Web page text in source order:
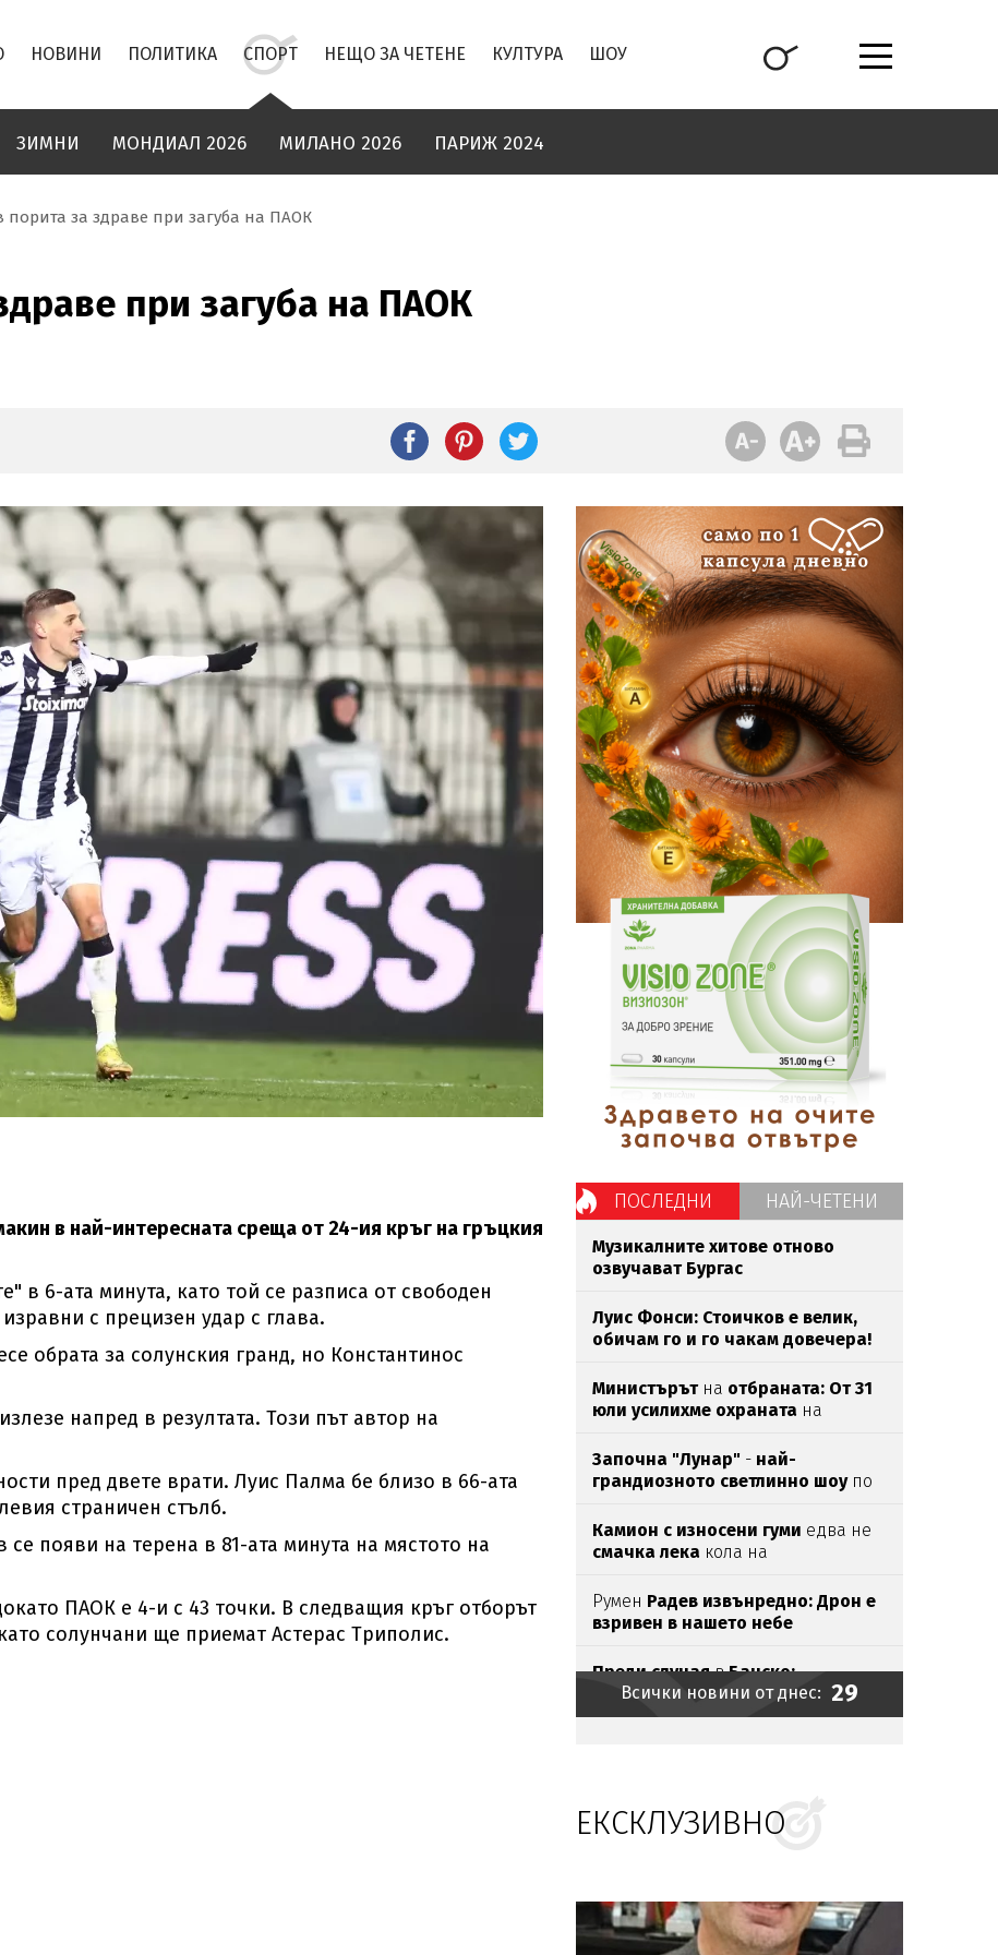
НОВИНИ ПОЛИТИКА СПОРТ НЕЩО ЗА ЧЕТЕНЕ КУЛТУРА ШОУ
ЗИМНИ МОНДИАЛ 2026 МИЛАНО 2026 ПАРИЖ 2024
порита за здраве при загуба на ПАОК
при загуба на ПАОК
в най-интересната среща от 24-ия кръг на гръцкия
в 6-ата минута, като той се разписа от свободен
с прецизен удар с глава.
обрата за солунския гранд, но Константинос
напред в резултата. Този път автор на
пред двете врати. Луис Палма бе близо в 66-ата
страничен стълб.
появи на терена в 81-ата минута на мястото на
ПАОК е 4-и с 43 точки. В следващия кръг отборът
солунчани ще приемат Астерас Триполис.
ПОСЛЕДНИ НАЙ-ЧЕТЕНИ
Музикалните хитове отново
озвучават Бургас
Луис Фонси: Стоичков е велик,
обичам го и го чакам довечера!
Министърътна отбраната: От 31
юли усилихме охраната на
Започна "Лунар" - най-
грандиозното светлинно шоупо
Камион с износени гуми едва нe
смачка лека кола на
Румен Радев извънредно: Дрон е
взривен в нашето небе
Преди случаявБанско:
Сервитьор в ресторанте
посрещнализраелска двойкас
Руските гимнастички без знаме и
химн на Световното
продължавадаспада -достигна
109 смпод условната нула
Всички новини от днес: 29
ЕКСКЛУЗИВНО